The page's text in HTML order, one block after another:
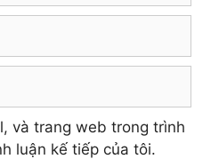
và trang web trong trình
luận kế tiếp của tôi.